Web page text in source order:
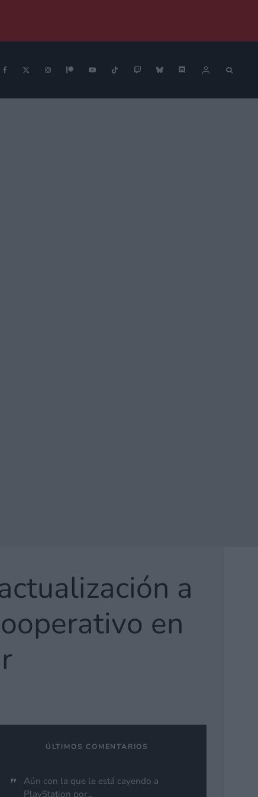
a
en
ÚLTIMOS COMENTARIOS
Aún con la que le está cayendo a
PlayStation por...